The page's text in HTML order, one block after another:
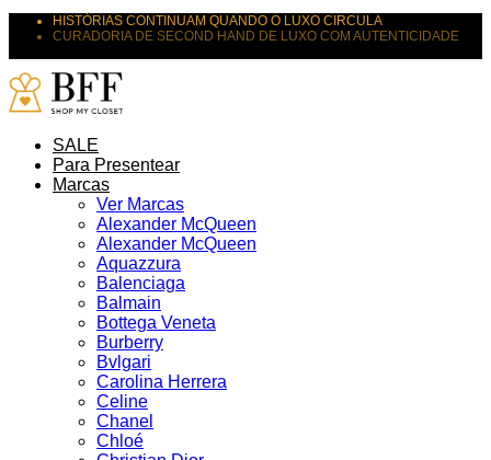
HISTÓRIAS CONTINUAM QUANDO O LUXO CIRCULA
CURADORIA DE SECOND HAND DE LUXO COM AUTENTICIDADE
SALE
Para Presentear
Marcas
Ver Marcas
Alexander McQueen
Alexander McQueen
Aquazzura
Balenciaga
Balmain
Bottega Veneta
Burberry
Bvlgari
Carolina Herrera
Celine
Chanel
Chloé